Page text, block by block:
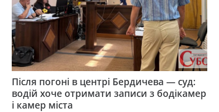
Після погоні в центрі Бердичева — суд:
водій хоче отримати записи з бодікамер
і камер міста